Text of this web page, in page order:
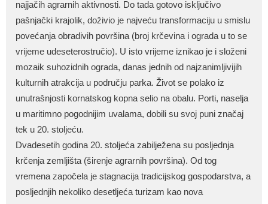
najjačih agrarnih aktivnosti. Do tada gotovo isključivo
pašnjački krajolik, doživio je najveću transformaciju u smislu
povećanja obradivih površina (broj krčevina i ograda u to se
vrijeme udeseterostručio). U isto vrijeme iznikao je i složeni
mozaik suhozidnih ograda, danas jednih od najzanimljivijih
kulturnih atrakcija u području parka. Život se polako iz
unutrašnjosti kornatskog kopna selio na obalu. Porti, naselja
u maritimno pogodnijim uvalama, dobili su svoj puni značaj
tek u 20. stoljeću.
Dvadesetih godina 20. stoljeća zabilježena su posljednja
krčenja zemljišta (širenje agrarnih površina). Od tog
vremena započela je stagnacija tradicijskog gospodarstva, a
posljednjih nekoliko desetljeća turizam kao nova